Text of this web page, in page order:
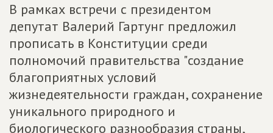
В рамках встречи с президентом
депутат Валерий Гартунг предложил
прописать в Конституции среди
полномочий правительства "создание
благоприятных условий
жизнедеятельности граждан, сохранение
уникального природного и
биологического разнообразия страны,